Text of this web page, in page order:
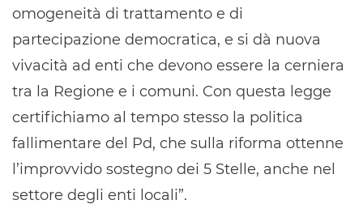
omogeneità di trattamento e di
partecipazione democratica, e si dà nuova
vivacità ad enti che devono essere la cerniera
tra la Regione e i comuni. Con questa legge
certifichiamo al tempo stesso la politica
fallimentare del Pd, che sulla riforma ottenne
l’improvvido sostegno dei 5 Stelle, anche nel
settore degli enti locali”.